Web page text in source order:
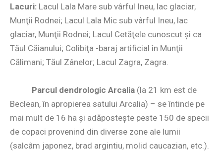
Lacuri: Lacul Lala Mare sub vârful Ineu, lac glaciar,
Munţii Rodnei; Lacul Lala Mic sub vârful Ineu, lac
glaciar, Munţii Rodnei; Lacul Cetăţele cunoscut şi ca
Tăul Căianului; Colibiţa -baraj artificial în Munţii
Călimani; Tăul Zânelor; Lacul Zagra, Zagra.
Parcul dendrologic Arcalia (la 21 km est de
Beclean, în apropierea satului Arcalia) – se întinde pe
mai mult de 16 ha şi adăposteşte peste 150 de specii
de copaci provenind din diverse zone ale lumii
(salcâm japonez, brad argintiu, molid caucazian, etc.).